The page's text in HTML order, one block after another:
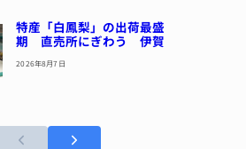
特産「白鳳梨」の出荷最盛
期 直売所にぎわう 伊賀
2026年8月7日